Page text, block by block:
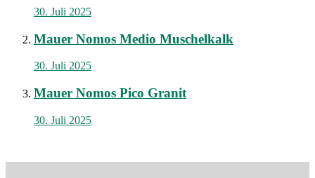
30. Juli 2025
Mauer Nomos Medio Muschelkalk
30. Juli 2025
Mauer Nomos Pico Granit
30. Juli 2025